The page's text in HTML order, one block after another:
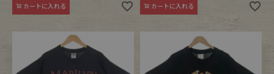
カートに入れる カートに入れる